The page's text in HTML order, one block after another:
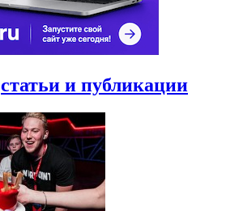
статьи и публикации